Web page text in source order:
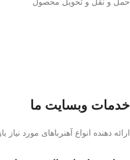
حمل و نقل و تحویل محصول
خدمات وبسایت ما
ارائه دهنده انواع آهنرباهای مورد نیاز